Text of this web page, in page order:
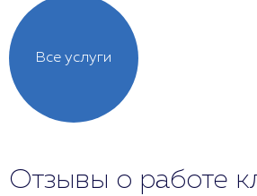
Все услуги
Отзывы о работе